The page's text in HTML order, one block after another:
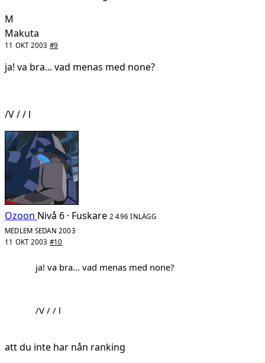
M
Makuta
11 OKT 2003 #9
ja! va bra... vad menas med none?
/V / / l
Ozoon Nivå 6 · Fuskare 2 496 INLÄGG
MEDLEM SEDAN 2003
11 OKT 2003 #10
ja! va bra... vad menas med none?
/V / / l
att du inte har nån ranking